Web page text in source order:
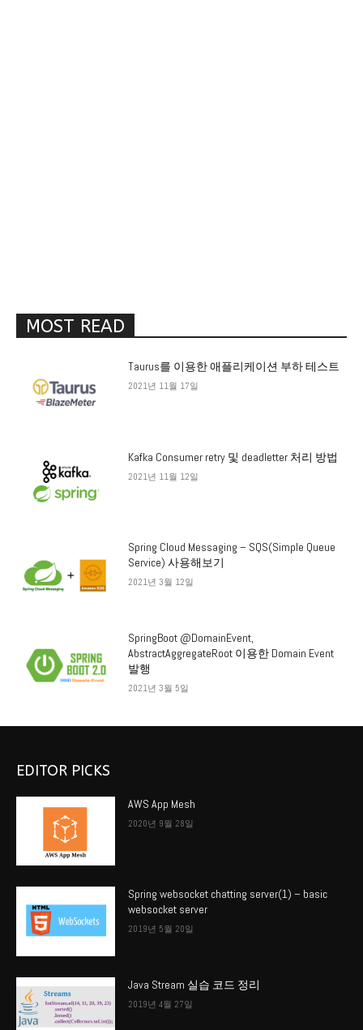
MOST READ
Taurus를 이용한 애플리케이션 부하 테스트
2021년 11월 17일
Kafka Consumer retry 및 deadletter 처리 방법
2021년 11월 12일
Spring Cloud Messaging – SQS(Simple Queue
Service) 사용해보기
2021년 3월 12일
SpringBoot @DomainEvent,
AbstractAggregateRoot 이용한 Domain Event
발행
2021년 3월 5일
EDITOR PICKS
AWS App Mesh
2020년 9월 28일
Spring websocket chatting server(1) – basic
websocket server
2019년 5월 20일
Java Stream 실습 코드 정리
2019년 4월 27일